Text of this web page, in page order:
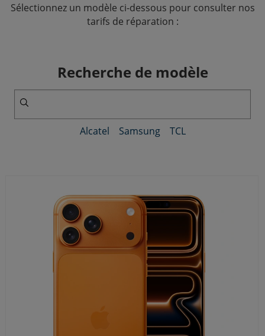
Sélectionnez un modèle ci-dessous pour consulter nos
tarifs de réparation :
Recherche de modèle
Alcatel Samsung TCL